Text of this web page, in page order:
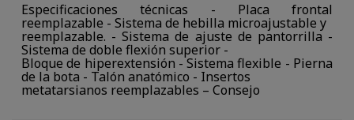
Especificaciones técnicas - Placa frontal
reemplazable - Sistema de hebilla microajustable y
reemplazable. - Sistema de ajuste de pantorrilla -
Sistema de doble flexión superior -
Bloque de hiperextensión - Sistema flexible - Pierna
de la bota - Talón anatómico - Insertos
metatarsianos reemplazables – Consejo